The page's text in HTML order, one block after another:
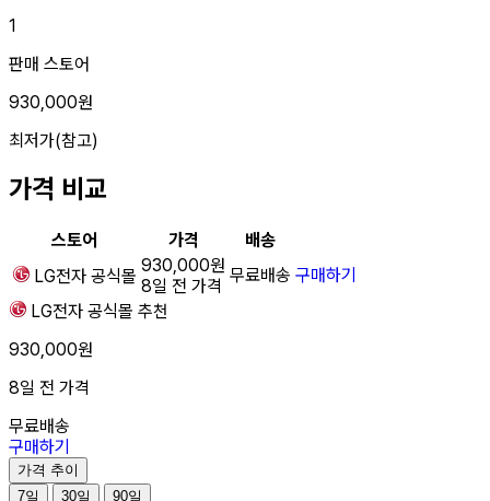
1
판매 스토어
930,000원
최저가(참고)
가격 비교
스토어 가격
배송
LG전자 공식몰
930,000원
8일 전 가격
무료배송 구매하기
LG전자 공식몰 추천
930,000원
8일 전 가격
무료배송
구매하기
가격 추이
7일
30일 90일